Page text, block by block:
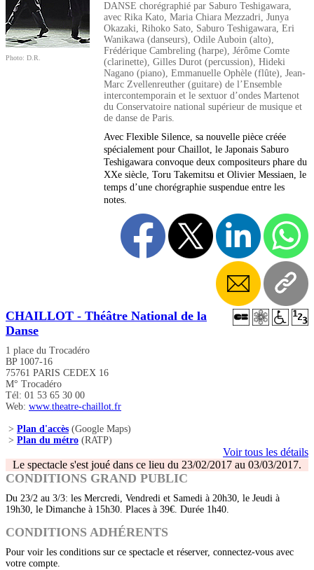
Photo: D.R.
DANSE chorégraphié par Saburo Teshigawara,
avec Rika Kato, Maria Chiara Mezzadri, Junya
Okazaki, Rihoko Sato, Saburo Teshigawara, Eri
Wanikawa (danseurs), Odile Auboin (alto),
Frédérique Cambreling (harpe), Jérôme Comte
(clarinette), Gilles Durot (percussion), Hideki
Nagano (piano), Emmanuelle Ophèle (flûte), Jean-
Marc Zvellenreuther (guitare) de l’Ensemble
intercontemporain et le sextuor d’ondes Martenot
du Conservatoire national supérieur de musique et
de danse de Paris.
Avec Flexible Silence, sa nouvelle pièce créée
spécialement pour Chaillot, le Japonais Saburo
Teshigawara convoque deux compositeurs phare du
XXe siècle, Toru Takemitsu et Olivier Messiaen, le
temps d’une chorégraphie suspendue entre les
notes.
CHAILLOT - Théâtre National de la
Danse
1 place du Trocadéro
BP 1007-16
75761 PARIS CEDEX 16
M° Trocadéro
Tél: 01 53 65 30 00
Web: www.theatre-chaillot.fr
> Plan d'accès (Google Maps)
> Plan du métro (RATP)
Voir tous les détails
Le spectacle s'est joué dans ce lieu du 23/02/2017 au 03/03/2017.
CONDITIONS GRAND PUBLIC
Du 23/2 au 3/3: les Mercredi, Vendredi et Samedi à 20h30, le Jeudi à
19h30, le Dimanche à 15h30. Places à 39€. Durée 1h40.
CONDITIONS ADHÉRENTS
Pour voir les conditions sur ce spectacle et réserver, connectez-vous avec
votre compte.